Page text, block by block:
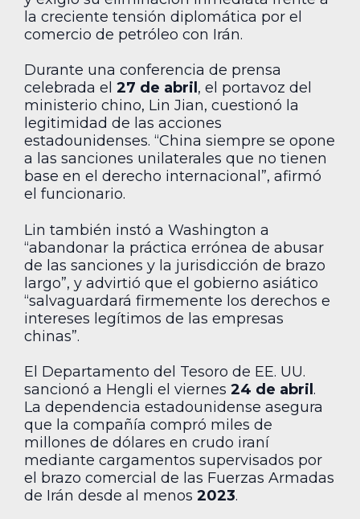
la creciente tensión diplomática por el
comercio de petróleo con Irán.
Durante una conferencia de prensa
celebrada el 27 de abril, el portavoz del
ministerio chino, Lin Jian, cuestionó la
legitimidad de las acciones
estadounidenses. “China siempre se opone
a las sanciones unilaterales que no tienen
base en el derecho internacional”, afirmó
el funcionario.
Lin también instó a Washington a
“abandonar la práctica errónea de abusar
de las sanciones y la jurisdicción de brazo
largo”, y advirtió que el gobierno asiático
“salvaguardará firmemente los derechos e
intereses legítimos de las empresas
chinas”.
El Departamento del Tesoro de EE. UU.
sancionó a Hengli el viernes 24 de abril .
La dependencia estadounidense asegura
que la compañía compró miles de
millones de dólares en crudo iraní
mediante cargamentos supervisados por
el brazo comercial de las Fuerzas Armadas
de Irán desde al menos 2023.